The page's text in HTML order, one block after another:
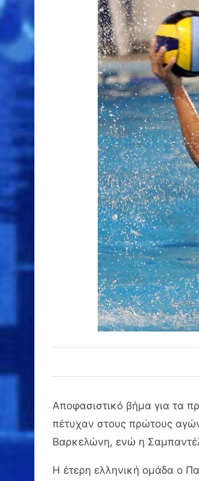
Αποφασιστικό βήμα για τα
πέτυχαν στους πρώτους
Βαρκελώνη, ενώ η
Η έτερη ελληνική ομάδα ο